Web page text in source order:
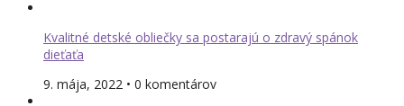
Kvalitné detské obliečky sa postarajú o zdravý spánok
dieťaťa
9. mája, 2022 • 0 komentárov